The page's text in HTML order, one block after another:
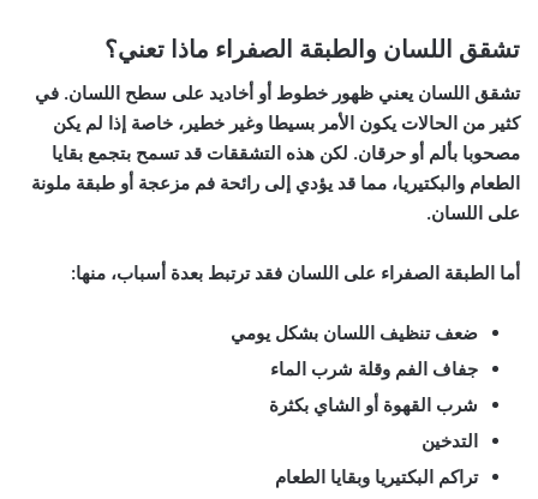
تشقق اللسان والطبقة الصفراء ماذا تعني؟
تشقق اللسان يعني ظهور خطوط أو أخاديد على سطح اللسان. في
كثير من الحالات يكون الأمر بسيطا وغير خطير، خاصة إذا لم يكن
مصحوبا بألم أو حرقان. لكن هذه التشققات قد تسمح بتجمع بقايا
الطعام والبكتيريا، مما قد يؤدي إلى رائحة فم مزعجة أو طبقة ملونة
على اللسان.
أما الطبقة الصفراء على اللسان فقد ترتبط بعدة أسباب، منها:
ضعف تنظيف اللسان بشكل يومي
جفاف الفم وقلة شرب الماء
شرب القهوة أو الشاي بكثرة
التدخين
تراكم البكتيريا وبقايا الطعام